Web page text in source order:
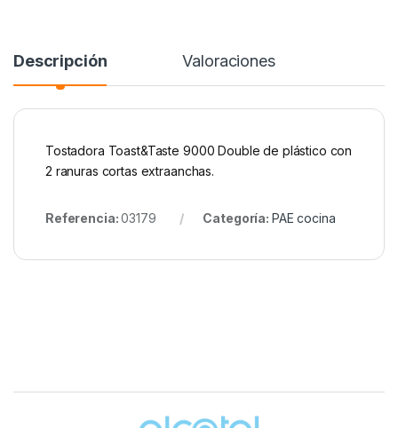
Descripción Valoraciones
Tostadora Toast&Taste 9000 Double de plástico con
2 ranuras cortas extraanchas.
Referencia:03179 Categoría: PAE cocina